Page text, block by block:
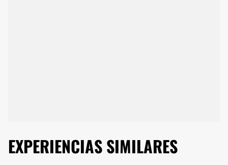
EXPERIENCIAS SIMILARES